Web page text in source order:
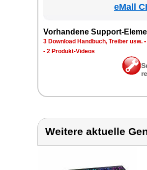
eMall
Vor­han­de­ne Sup­port-
3 Down­load Hand­buch, Trei­ber usw. •
• 2 Pro­dukt-Vi­de­os
Weitere aktuelle